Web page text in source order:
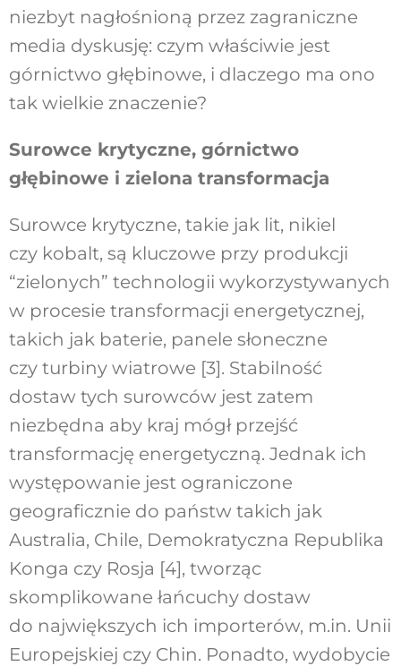
niezbyt nagłośnioną przez zagraniczne
media dyskusję: czym właściwie jest
górnictwo głębinowe, i dlaczego ma ono
tak wielkie znaczenie?
Surowce krytyczne, górnictwo
głębinowe i zielona transformacja
Surowce krytyczne, takie jak lit, nikiel
czy kobalt, są kluczowe przy produkcji
“zielonych” technologii wykorzystywanych
w procesie transformacji energetycznej,
takich jak baterie, panele słoneczne
czy turbiny wiatrowe [3]. Stabilność
dostaw tych surowców jest zatem
niezbędna aby kraj mógł przejść
transformację energetyczną. Jednak ich
występowanie jest ograniczone
geograficznie do państw takich jak
Australia, Chile, Demokratyczna Republika
Konga czy Rosja [4], tworząc
skomplikowane łańcuchy dostaw
do największych ich importerów, m.in. Unii
Europejskiej czy Chin. Ponadto, wydobycie